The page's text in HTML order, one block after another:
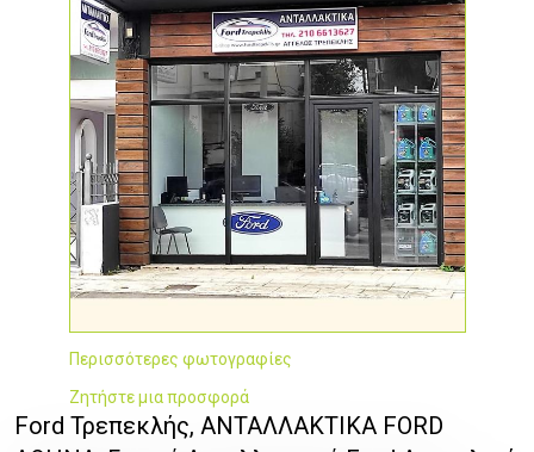
Περισσότερες φωτογραφίες
Ζητήστε μια προσφορά
Ford Τρεπεκλής, ΑΝΤΑΛΛΑΚΤΙΚΑ FORD